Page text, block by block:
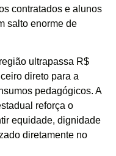
contratados e alunos
salto enorme de
ultrapassa R$
direto para a
pedagógicos. A
reforça o
equidade, dignidade
diretamente no